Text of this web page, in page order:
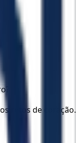
retos de coração.